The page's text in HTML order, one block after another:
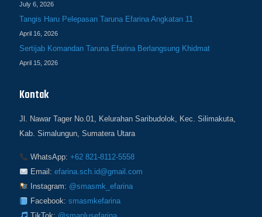
July 6, 2026
Tangis Haru Pelepasan Taruna Efarina Angkatan 11
April 16, 2026
Sertijab Komandan Taruna Efarina Berlangsung Khidmat
April 15, 2026
Kontak
Jl. Nawar Tager No.01, Kelurahan Saribudolok, Kec. Silimakuta,
Kab. Simalungun, Sumatera Utara
WhatsApp: +62 821-8112-5558
Email: efarina.sch.id@gmail.com
Instagram: @smasmk_efarina
Facebook: smasmkefarina